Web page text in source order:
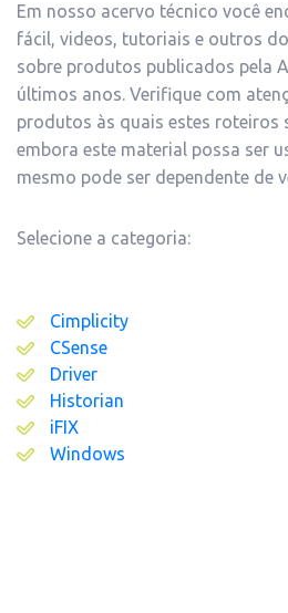
Em nosso acervo técnico você
fácil, videos, tutoriais e outros
sobre produtos publicados pela
últimos anos. Verifique com
produtos às quais estes roteiros
embora este material possa ser
mesmo pode ser dependente de
Selecione a categoria:
Cimplicity
CSense
Driver
Historian
iFIX
Windows